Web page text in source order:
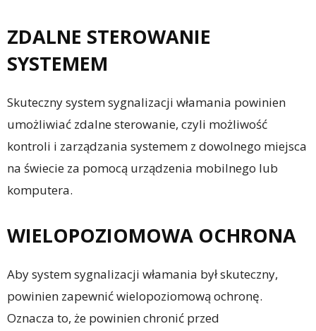
ZDALNE STEROWANIE
SYSTEMEM
Skuteczny system sygnalizacji włamania powinien
umożliwiać zdalne sterowanie, czyli możliwość
kontroli i zarządzania systemem z dowolnego miejsca
na świecie za pomocą urządzenia mobilnego lub
komputera.
WIELOPOZIOMOWA OCHRONA
Aby system sygnalizacji włamania był skuteczny,
powinien zapewnić wielopoziomową ochronę.
Oznacza to, że powinien chronić przed